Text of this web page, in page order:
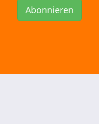
Abonnieren